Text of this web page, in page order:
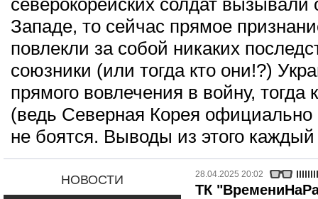
северокорейских солдат
Западе, то сейчас прямое
повлекли за собой никаких
союзники (или тогда кто они!?)
прямого вовлечения в войну, тогда
(ведь Северная Корея официально
не боятся. Выводы из этого
НОВОСТИ 28.04.2025 20:02
ТК